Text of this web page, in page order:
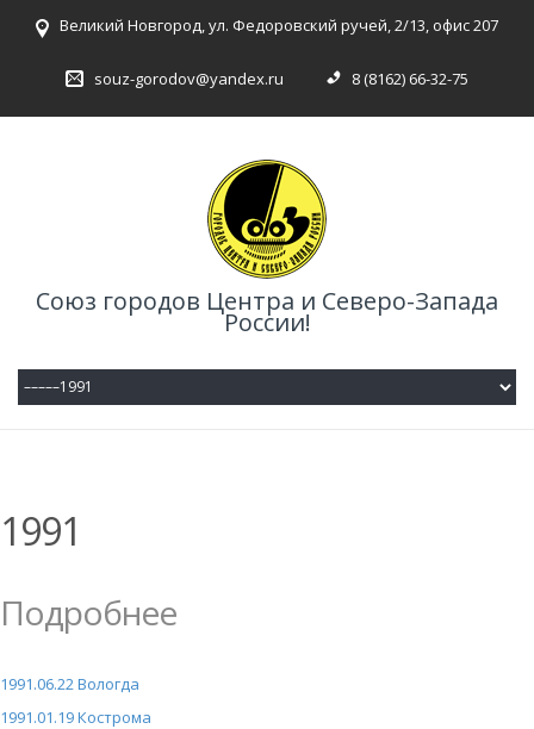
Великий Новгород, ул. Федоровский ручей, 2/13, офис 207
souz-gorodov@yandex.ru 8 (8162) 66-32-75
Союз городов Центра и Северо-Запада
России!
1991
Подробнее
1991.06.22 Вологда
1991.01.19 Кострома